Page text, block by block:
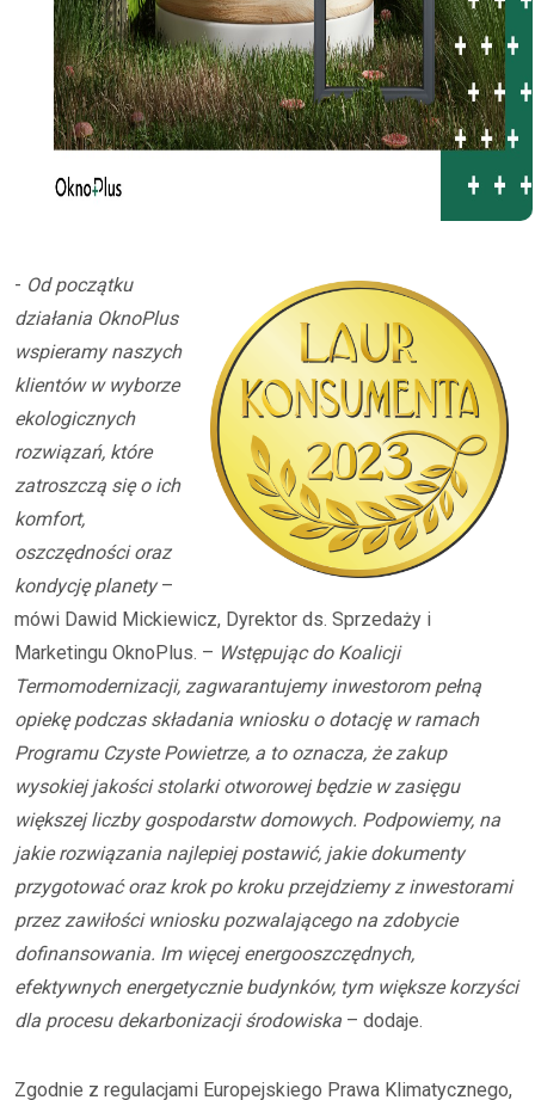
- Od początku
działania OknoPlus
wspieramy naszych
klientów w wyborze
ekologicznych
rozwiązań, które
zatroszczą się o ich
komfort,
oszczędności oraz
kondycję planety–
mówi Dawid Mickiewicz, Dyrektor ds. Sprzedaży i
Marketingu OknoPlus. – Wstępując do Koalicji
Termomodernizacji, zagwarantujemy inwestorom pełną
opiekę podczas składania wniosku o dotację w ramach
Programu Czyste Powietrze, a to oznacza, że zakup
wysokiej jakości stolarki otworowej będzie w zasięgu
większej liczby gospodarstw domowych. Podpowiemy, na
jakie rozwiązania najlepiej postawić, jakie dokumenty
przygotować oraz krok po kroku przejdziemy z inwestorami
przez zawiłości wniosku pozwalającego na zdobycie
dofinansowania. Im więcej energooszczędnych,
efektywnych energetycznie budynków, tym większe korzyści
dla procesu dekarbonizacji środowiska – dodaje.
Zgodnie z regulacjami Europejskiego Prawa Klimatycznego,